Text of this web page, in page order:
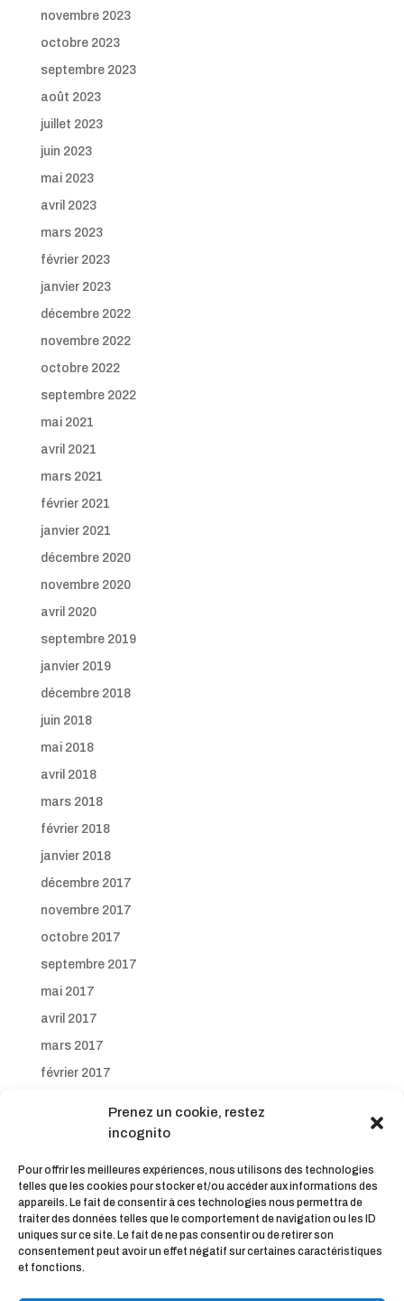
Prenez un cookie, restez
incognito
Pour offrir les meilleures expériences, nous utilisons des technologies
telles que les cookies pour stocker et/ou accéder aux informations des
appareils. Le fait de consentir à ces technologies nous permettra de
traiter des données telles que le comportement de navigation ou les ID
uniques sur ce site. Le fait de ne pas consentir ou de retirer son
consentement peut avoir un effet négatif sur certaines caractéristiques
et fonctions.
novembre 2023
octobre 2023
septembre 2023
août 2023
juillet 2023
juin 2023
mai 2023
avril 2023
mars 2023
février 2023
janvier 2023
décembre 2022
novembre 2022
octobre 2022
septembre 2022
mai 2021
avril 2021
mars 2021
février 2021
janvier 2021
décembre 2020
novembre 2020
avril 2020
septembre 2019
janvier 2019
décembre 2018
juin 2018
mai 2018
avril 2018
mars 2018
février 2018
janvier 2018
décembre 2017
novembre 2017
octobre 2017
septembre 2017
mai 2017
avril 2017
mars 2017
février 2017
décembre 2016
octobre 2016
septembre 2016